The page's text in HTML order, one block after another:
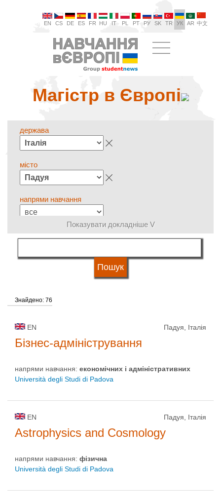
EN CS DE ES FR HU IT PL PT РУ SK TR УК AR 中文
Магістр в Європі
держава
місто
напрями навчання
мова навчання
Статус університету
Показувати докладніше V
Знайдено: 76
EN Падуя, Італія
Бізнес-адміністрування
напрями навчання: економічних і адміністративних
Università degli Studi di Padova
EN Падуя, Італія
Astrophysics and Cosmology
напрями навчання: фізична
Università degli Studi di Padova